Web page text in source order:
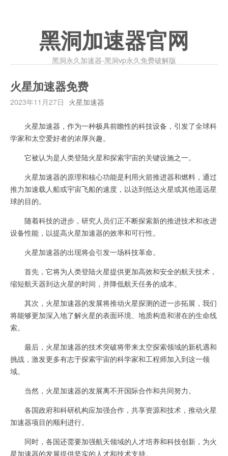
黑洞加速器官网
黑洞永久加速器-黑洞vp永久免费破解版
火星加速器免费
2023年11月27日 火星加速器
火星加速器，作为一种极具前瞻性的科技设备，引发了全球科
学家和太空爱好者的浓厚兴趣。
它被认为是人类登陆火星和探索宇宙的关键设施之一。
火星加速器的原理和核心功能是利用火箭推进器和燃料，通过
推力加速载人船或宇宙飞船的速度，以达到抵达火星或其他遥远星
球的目的。
随着科技的进步，研究人员们正不断探索新的推进技术和改进
设备性能，以提高火星加速器的效率和可行性。
火星加速器的出现将会引发一场科技革命。
首先，它将为人类登陆火星提供更加高效和安全的航天技术，
缩短航天器到达火星的时间，并降低航天任务的成本。
其次，火星加速器的发展将推动火星探测的进一步拓展，我们
将能够更加深入地了解火星的表面环境、地质构造和潜在的生命线
索。
最后，火星加速器的技术突破将带来太空探索领域的新机遇和
挑战，激发更多有志于探索宇宙的科学家和工程师加入到这一领
域。
当然，火星加速器的发展离不开国际合作和共同努力。
各国政府和科研机构应加强合作，共享资源和技术，推动火星
加速器项目的顺利进行。
同时，各国还需要加强航天领域的人才培养和科技创新，为火
星加速器的发展提供坚实的人才和技术支持。